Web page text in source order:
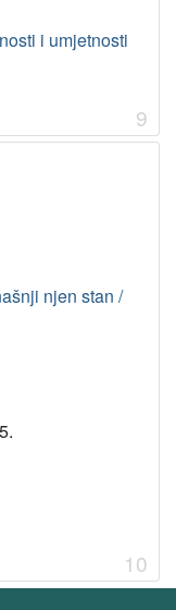
i umjetnosti
9
njen stan /
10